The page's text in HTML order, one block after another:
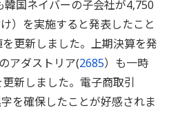
韓国ネイバーの子会社が4,750
）を実施すると発表したこと
更新しました。上期決算を発
アダストリア(2685）も一時
新しました。電子商取引
字を確保したことが好感されま